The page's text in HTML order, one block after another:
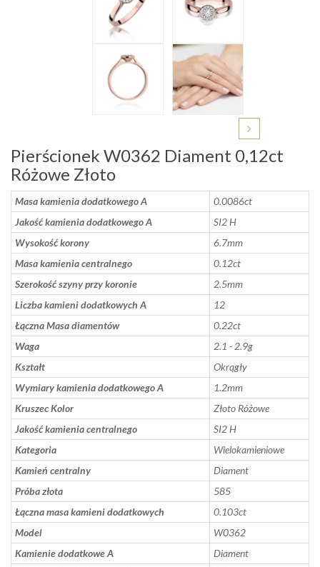
Pierścionek W0362 Diament 0,12ct
Różowe Złoto
Masa kamienia dodatkowego A
0.0086ct
Jakość kamienia dodatkowego A
SI2 H
Wysokość korony
6.7mm
Masa kamienia centralnego
0.12ct
Szerokość szyny przy koronie
2.5mm
Liczba kamieni dodatkowych A
12
Łączna Masa diamentów
0.22ct
Waga
2.1 - 2.9g
Kształt
Okrągły
Wymiary kamienia dodatkowego A
1.2mm
Kruszec Kolor
Złoto Różowe
Jakość kamienia centralnego
SI2 H
Kategoria
Wielokamieniowe
Kamień centralny
Diament
Próba złota
585
Łączna masa kamieni dodatkowych
0.103ct
Model
W0362
Kamienie dodatkowe A
Diament